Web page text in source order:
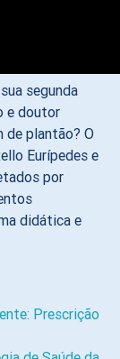
segunda
e doutor
de plantão? O
Eurípedes e
por
didática e
Prescrição